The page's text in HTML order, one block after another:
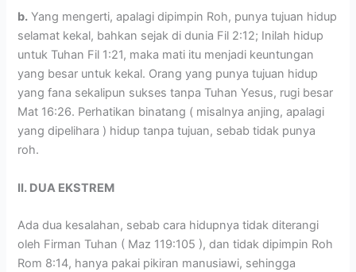
b. Yang mengerti, apalagi dipimpin Roh, punya tujuan hidup
selamat kekal, bahkan sejak di dunia Fil 2:12; Inilah hidup
untuk Tuhan Fil 1:21, maka mati itu menjadi keuntungan
yang besar untuk kekal. Orang yang punya tujuan hidup
yang fana sekalipun sukses tanpa Tuhan Yesus, rugi besar
Mat 16:26. Perhatikan binatang ( misalnya anjing, apalagi
yang dipelihara ) hidup tanpa tujuan, sebab tidak punya
roh.
II. DUA EKSTREM
Ada dua kesalahan, sebab cara hidupnya tidak diterangi
oleh Firman Tuhan ( Maz 119:105 ), dan tidak dipimpin Roh
Rom 8:14, hanya pakai pikiran manusiawi, sehingga